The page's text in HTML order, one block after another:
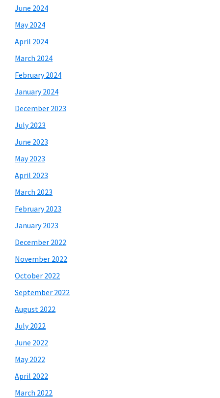
June 2024
May 2024
April 2024
March 2024
February 2024
January 2024
December 2023
July 2023
June 2023
May 2023
April 2023
March 2023
February 2023
January 2023
December 2022
November 2022
October 2022
September 2022
August 2022
July 2022
June 2022
May 2022
April 2022
March 2022